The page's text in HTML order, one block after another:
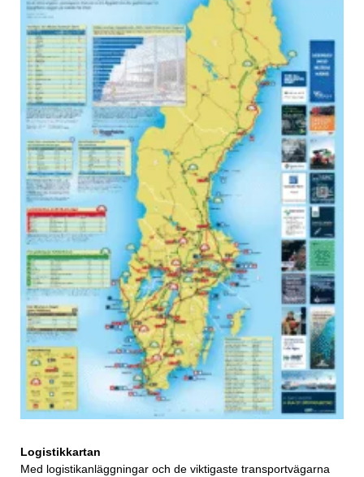
Logistikkartan
Med logistikanläggningar och de viktigaste transportvägarna